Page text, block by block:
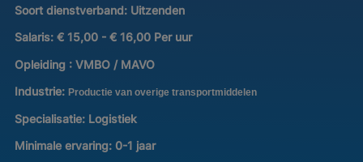
Soort dienstverband: Uitzenden
Salaris: € 15,00 - € 16,00 Per uur
Opleiding : VMBO / MAVO
Industrie: Productie van overige transportmiddelen
Specialisatie: Logistiek
Minimale ervaring: 0-1 jaar